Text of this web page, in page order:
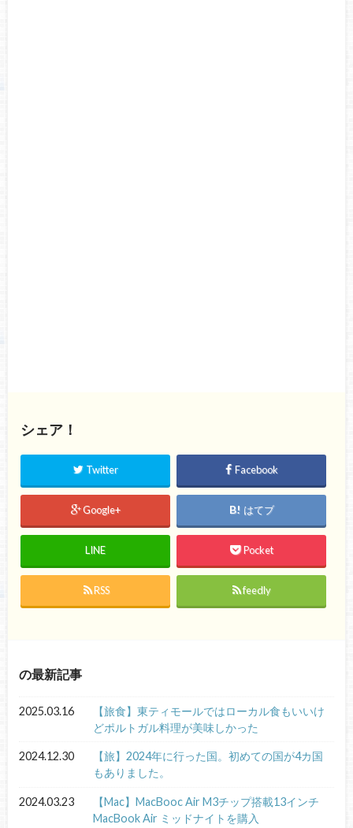
シェア！
Twitter Facebook
Google+ はてブ
LINE Pocket
RSS feedly
の最新記事
2025.03.16
【旅食】東ティモールではローカル食もいいけ
どポルトガル料理が美味しかった
2024.12.30
【旅】2024年に行った国。初めての国が4カ国
もありました。
2024.03.23
【Mac】MacBooc Air M3チップ搭載13インチ
MacBook Air ミッドナイトを購入